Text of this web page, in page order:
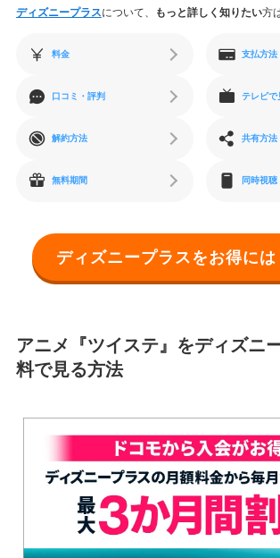
ディズニープラスについて、 もっと詳しく知りたい方
料金 支払方法
口コミ・評判 テレビで
解約方法 共有方法
無料期間 同時視聴
ディズニープラスをお得には
アニメ『ツイステ』をディズニ
料で見る方法